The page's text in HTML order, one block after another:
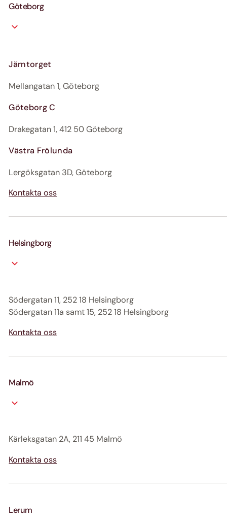
Göteborg
Järntorget
Mellangatan 1, Göteborg
Göteborg C
Drakegatan 1, 412 50 Göteborg
Västra Frölunda
Lergöksgatan 3D, Göteborg
Kontakta oss
Helsingborg
Södergatan 11, 252 18 Helsingborg
Södergatan 11a samt 15, 252 18 Helsingborg
Kontakta oss
Malmö
Kärleksgatan 2A, 211 45 Malmö
Kontakta oss
Lerum